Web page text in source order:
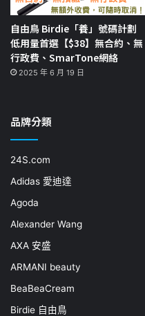
自由鳥 Birdie「養」號碼計劃
低用量首選【$38】無合約、無
行政費、SmarTone網絡
2025 年 6 月 19 日
品牌分類
24S.com
Adidas 愛迪達
Agoda
Alexander Wang
AXA 安盛
ARMANI beauty
BeaBeaCream
Birdie 自由鳥